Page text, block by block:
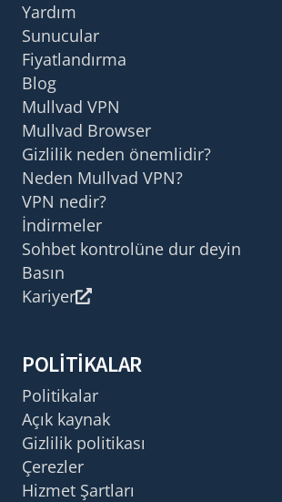
Yardım
Sunucular
Fiyatlandırma
Blog
Mullvad VPN
Mullvad Browser
Gizlilik neden önemlidir?
Neden Mullvad VPN?
VPN nedir?
İndirmeler
Sohbet kontrolüne dur deyin
Basın
Kariyer
POLITIKALAR
Politikalar
Açık kaynak
Gizlilik politikası
Çerezler
Hizmet Şartları